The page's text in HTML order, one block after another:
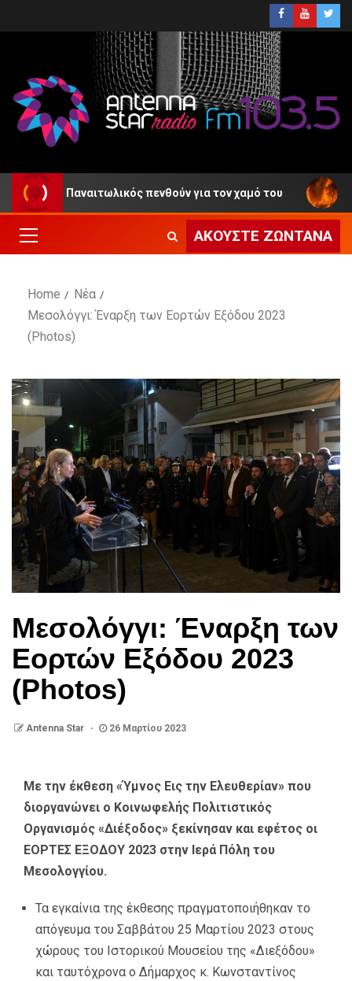
ο Παναιτωλικός πενθούν για τον χαμό του
ΑΚΟΎΣΤΕ ΖΩΝΤΑΝΆ
Home
Νέα
Μεσολόγγι: Έναρξη των Εορτών Εξόδου 2023
(Photos)
Μεσολόγγι: Έναρξη των
Εορτών Εξόδου 2023
(Photos)
Antenna Star 26 Μαρτίου 2023
Με την έκθεση «Ύμνος Εις την Ελευθερίαν» που
διοργανώνει ο Κοινωφελής Πολιτιστικός
Οργανισμός «Διέξοδος» ξεκίνησαν και εφέτος οι
ΕΟΡΤΕΣ ΕΞΟΔΟΥ 2023 στην Ιερά Πόλη του
Μεσολογγίου.
Τα εγκαίνια της έκθεσης πραγματοποιήθηκαν το
απόγευμα του Σαββάτου 25 Μαρτίου 2023 στους
χώρους του Ιστορικού Μουσείου της «Διεξόδου»
και ταυτόχρονα ο Δήμαρχος κ. Κωνσταντίνος